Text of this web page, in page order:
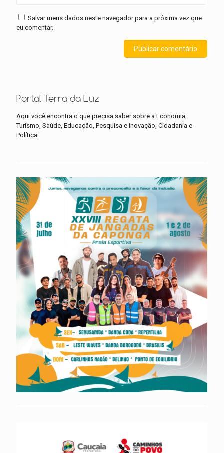
Salvar meus dados neste navegador para a próxima vez que
eu comentar.
Portal Terra da Luz
Aqui você encontra o que precisa saber sobre a Economia,
Turismo, Saúde, Educação, Pesquisa e Inovação, Cidadania e
Política.